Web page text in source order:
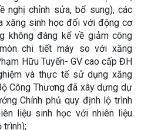
nghị chỉnh sửa, bổ sung), các
xăng sinh học đối với động cơ
không đáng kể về giảm công
chi tiết máy so với xăng
Hữu Tuyến- GV cao cấp ĐH
và thực tế sử dụng xăng
Công Thương đã xây dựng dự
Chính phủ quy định lộ trình
liệu sinh học với nhiên liệu
trình);